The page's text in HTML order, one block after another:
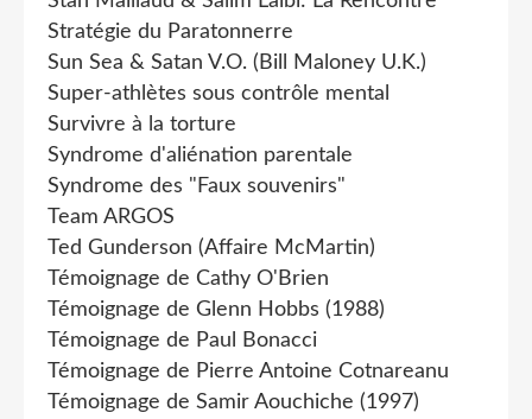
Stratégie du Paratonnerre
Sun Sea & Satan V.O. (Bill Maloney U.K.)
Super-athlètes sous contrôle mental
Survivre à la torture
Syndrome d'aliénation parentale
Syndrome des "Faux souvenirs"
Team ARGOS
Ted Gunderson (Affaire McMartin)
Témoignage de Cathy O'Brien
Témoignage de Glenn Hobbs (1988)
Témoignage de Paul Bonacci
Témoignage de Pierre Antoine Cotnareanu
Témoignage de Samir Aouchiche (1997)